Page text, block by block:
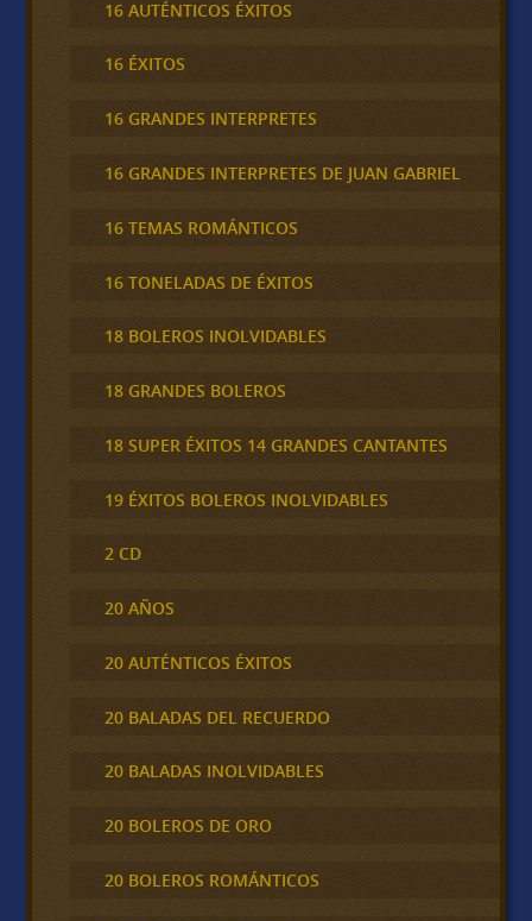
16 AUTÉNTICOS ÉXITOS
16 ÉXITOS
16 GRANDES INTERPRETES
16 GRANDES INTERPRETES DE JUAN GABRIEL
16 TEMAS ROMÁNTICOS
16 TONELADAS DE ÉXITOS
18 BOLEROS INOLVIDABLES
18 GRANDES BOLEROS
18 SUPER ÉXITOS 14 GRANDES CANTANTES
19 ÉXITOS BOLEROS INOLVIDABLES
2 CD
20 AÑOS
20 AUTÉNTICOS ÉXITOS
20 BALADAS DEL RECUERDO
20 BALADAS INOLVIDABLES
20 BOLEROS DE ORO
20 BOLEROS ROMÁNTICOS